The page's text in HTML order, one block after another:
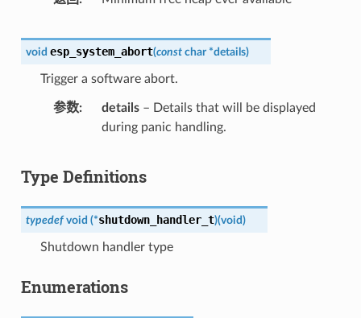
void esp_system_abort(const char *details)
Trigger a software abort.
参数 details– Details that will be displayed
during panic handling.
Type Definitions
typedef void (*shutdown_handler_t)(void)
Shutdown handler type
Enumerations